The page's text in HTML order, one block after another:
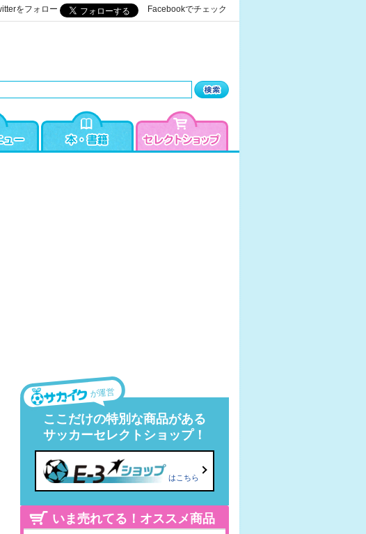
をフォロー Facebookでチェック
が運営
ここだけの特別な商品がある
サッカーセレクトショップ！
はこちら
いま売れてる！オススメ商品